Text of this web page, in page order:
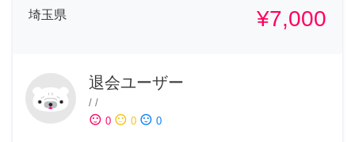
埼玉県
¥7,000
退会ユーザー
/ /
sentiment_satisfied 0 sentiment_neutral 0 sentiment_dissatisfied 0